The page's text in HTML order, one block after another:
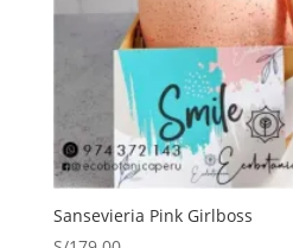
Sansevieria Pink Girlboss